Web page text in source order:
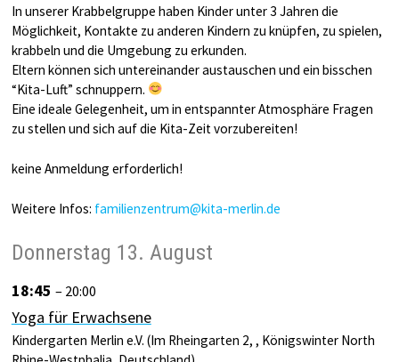
In unserer Krabbelgruppe haben Kinder unter 3 Jahren die
Möglichkeit, Kontakte zu anderen Kindern zu knüpfen, zu spielen,
krabbeln und die Umgebung zu erkunden.
Eltern können sich untereinander austauschen und ein bisschen
“Kita-Luft” schnuppern.
Eine ideale Gelegenheit, um in entspannter Atmosphäre Fragen
zu stellen und sich auf die Kita-Zeit vorzubereiten!
keine Anmeldung erforderlich!
Weitere Infos: familienzentrum@kita-merlin.de
Donnerstag 13. August
18:45 – 20:00
Yoga für Erwachsene
Kindergarten Merlin e.V. (Im Rheingarten 2, , Königswinter North